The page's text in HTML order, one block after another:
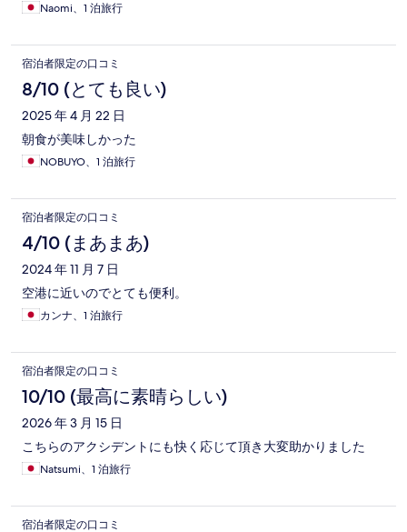
Naomi、1 泊旅行
宿泊者限定の口コミ
8/10 (とても良い)
2025 年 4 月 22 日
朝食が美味しかった
NOBUYO、1 泊旅行
宿泊者限定の口コミ
4/10 (まあまあ)
2024 年 11 月 7 日
空港に近いのでとても便利。
カンナ、1 泊旅行
宿泊者限定の口コミ
10/10 (最高に素晴らしい)
2026 年 3 月 15 日
こちらのアクシデントにも快く応じて頂き大変助かりました
Natsumi、1 泊旅行
宿泊者限定の口コミ